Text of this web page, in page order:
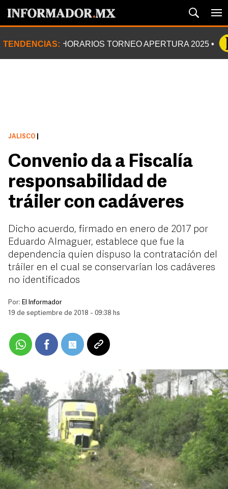
TENDENCIAS: HORARIOS TORNEO APERTURA 2025
JALISCO
Convenio da a Fiscalía
responsabilidad de
tráiler con cadáveres
Dicho acuerdo, firmado en enero de 2017 por
Eduardo Almaguer, establece que fue la
dependencia quien dispuso la contratación del
tráiler en el cual se conservarían los cadáveres
no identificados
Por: El Informador
19 de septiembre de 2018 - 09:38 hs